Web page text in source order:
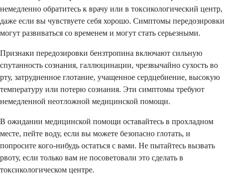
немедленно обратитесь к врачу или в токсикологический центр,
даже если вы чувствуете себя хорошо. Симптомы передозировки
могут развиваться со временем и могут стать серьезными.
Признаки передозировки бензтропина включают сильную
спутанность сознания, галлюцинации, чрезвычайно сухость во
рту, затрудненное глотание, учащенное сердцебиение, высокую
температуру или потерю сознания. Эти симптомы требуют
немедленной неотложной медицинской помощи.
В ожидании медицинской помощи оставайтесь в прохладном
месте, пейте воду, если вы можете безопасно глотать, и
попросите кого-нибудь остаться с вами. Не пытайтесь вызвать
рвоту, если только вам не посоветовали это сделать в
токсикологическом центре.